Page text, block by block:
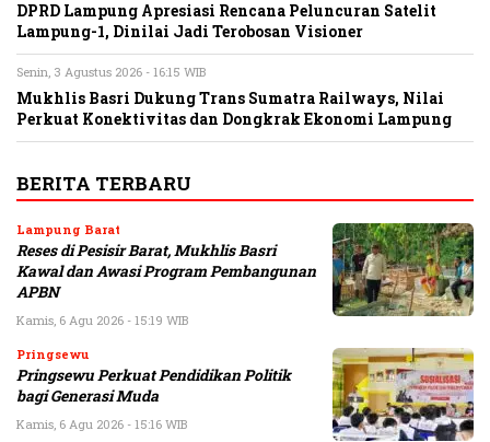
DPRD Lampung Apresiasi Rencana Peluncuran Satelit
Lampung-1, Dinilai Jadi Terobosan Visioner
Senin, 3 Agustus 2026 - 16:15 WIB
Mukhlis Basri Dukung Trans Sumatra Railways, Nilai
Perkuat Konektivitas dan Dongkrak Ekonomi Lampung
BERITA TERBARU
Lampung Barat
Reses di Pesisir Barat, Mukhlis Basri
Kawal dan Awasi Program Pembangunan
APBN
Kamis, 6 Agu 2026 - 15:19 WIB
Pringsewu
Pringsewu Perkuat Pendidikan Politik
bagi Generasi Muda
Kamis, 6 Agu 2026 - 15:16 WIB